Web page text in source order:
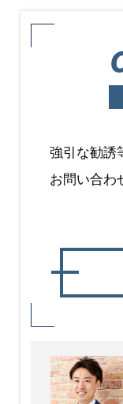
強引な勧誘
お問い合わ